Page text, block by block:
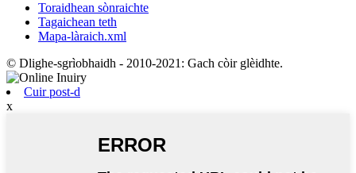
Toraidhean sònraichte
Tagaichean teth
Mapa-làraich.xml
© Dlighe-sgrìobhaidh - 2010-2021: Gach còir glèidhte.
Cuir post-d
x